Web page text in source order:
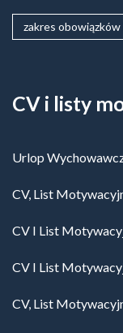
zakres obowiązków
CV i listy
Urlop
CV, List
CV I List
CV I List
CV, List